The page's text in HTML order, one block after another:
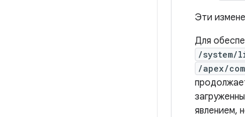
Эти
Для
/
/apex/
явлением,